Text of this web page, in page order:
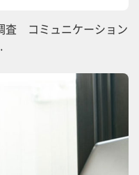
査 コミュニケーション